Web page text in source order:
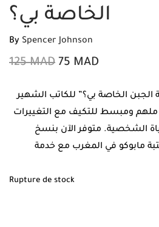
الخاصة بي؟
By Spencer Johnson
125MAD 75 MAD
الخاصة بي؟” للكاتب الشهير
ومبسط للتكيف مع التغييرات
الشخصية. متوفر الآن بنسخ
مابوكو في المغرب مع خدمة
Rupture de stock